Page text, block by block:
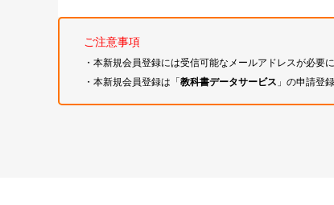
ご注意事項
・本新規会員登録には受信可能なメールアドレスが必要に
・本新規会員登録は「教科書データサービス 」の申請登